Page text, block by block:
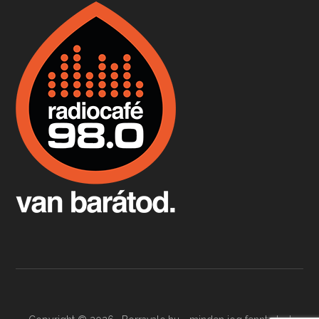
Boston, teadélután, bab és homár
Apr 9, 2026 • 00:37:17
Fermentáljunk, a testünk meghálálja!
Apr 3, 2026 • 00:36:07